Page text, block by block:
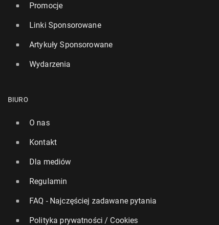
Promocje
Linki Sponsorowane
Artykuły Sponsorowane
Wydarzenia
BIURO
O nas
Kontakt
Dla mediów
Regulamin
FAQ - Najczęściej zadawane pytania
Polityka prywatności / Cookies